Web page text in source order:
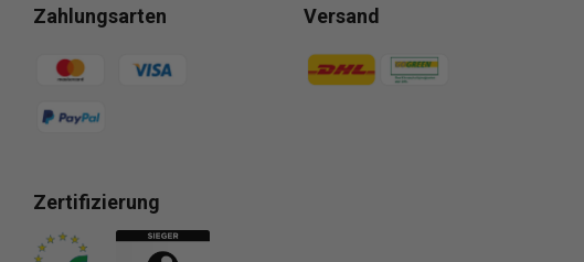
Zahlungsarten
Zahlungsmethoden
Versand
Zahlungsmethoden
Zertifizierung
Zahlungsmethoden